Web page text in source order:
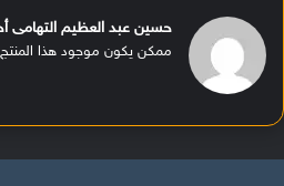
حسين عبد العظيم التهامى
ممكن يكون موجود هذا